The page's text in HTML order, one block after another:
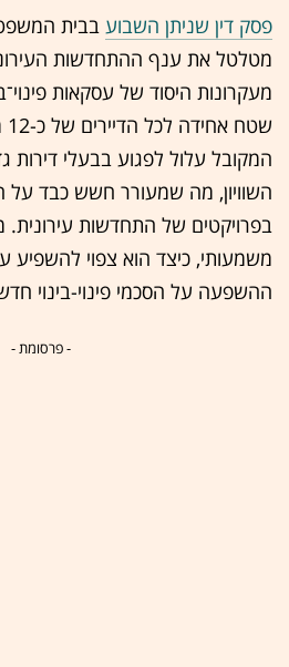
פסק דין שניתן השבוע בבית
מטלטל את ענף ההתחדשות
המקובל עלול לפגוע בבעלי דירות
השוויון, מה שמעורר חשש כבד על
בפרויקטים של התחדשות
משמעותי, כיצד הוא צפוי
ההשפעה על הסכמי פינוי-בינוי
- פרסומת -